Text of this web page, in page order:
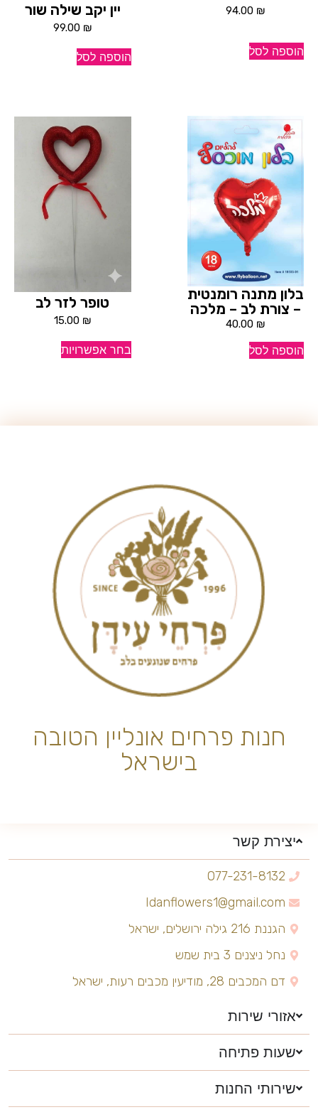
94.00 ₪
הוספה לסל
יין יקב שילה שור
99.00 ₪
הוספה לסל
בלון מתנה רומנטית
– צורת לב – מלכה
40.00 ₪
הוספה לסל
טופר לזר לב
15.00 ₪
בחר אפשרויות
חנות פרחים אונליין הטובה
בישראל
יצירת קשר
077-231-8132
Idanflowers1@gmail.com
הגננת 216 גילה ירושלים, ישראל
נחל ניצנים 3 בית שמש
דם המכבים 28, מודיעין מכבים רעות, ישראל
אזורי שירות
שעות פתיחה
שירותי החנות